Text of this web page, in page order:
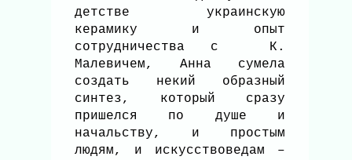
детстве украинскую
керамику и опыт
сотрудничества с К.
Малевичем, Анна сумела
создать некий образный
синтез, который сразу
пришелся по душе и
начальству, и простым
людям, и искусствоведам –